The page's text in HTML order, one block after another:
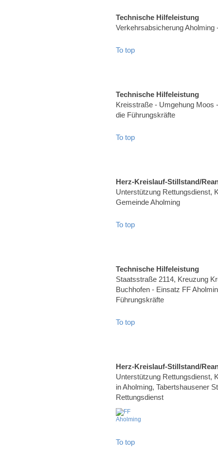
Technische Hilfeleistung
Verkehrsabsicherung
To top
Technische Hilfeleistung
Kreisstraße - Umgehung Moos
die Führungskräfte
To top
Herz-Kreislauf-Stillstand/
Unterstützung Rettungsdienst,
Gemeinde Aholming
To top
Technische Hilfeleistung
Staatsstraße 2114, Kreuzung
Buchhofen - Einsatz FF
Führungskräfte
To top
Herz-Kreislauf-Stillstand/
Unterstützung Rettungsdienst,
in Aholming, Tabertshausener
Rettungsdienst
To top